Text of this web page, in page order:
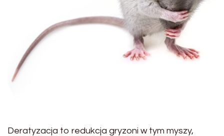
Deratyzacja to redukcja gryzoni w tym myszy,